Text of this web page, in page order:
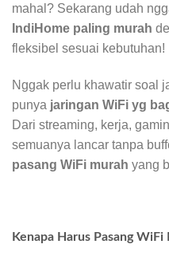
mahal? Sekarang udah
IndiHome paling murah
fleksibel sesuai kebutuhan!
Nggak perlu khawatir soal
punya jaringan WiFi yg
Dari streaming, kerja,
semuanya lancar tanpa
pasang WiFi murah yang
Kenapa Harus Pasang